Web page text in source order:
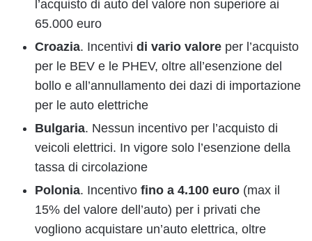
l’acquisto di auto del valore non superiore ai
65.000 euro
Croazia. Incentivi di vario valore per l’acquisto
per le BEV e le PHEV, oltre all’esenzione del
bollo e all’annullamento dei dazi di importazione
per le auto elettriche
Bulgaria. Nessun incentivo per l’acquisto di
veicoli elettrici. In vigore solo l’esenzione della
tassa di circolazione
Polonia. Incentivo fino a 4.100 euro (max il
15% del valore dell’auto) per i privati che
vogliono acquistare un’auto elettrica, oltre